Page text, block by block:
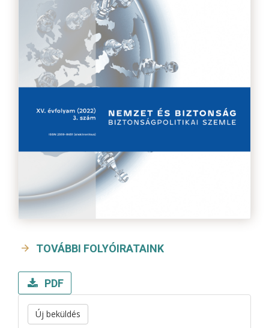
TOVÁBBI FOLYÓIRATAINK
PDF
Új beküldés